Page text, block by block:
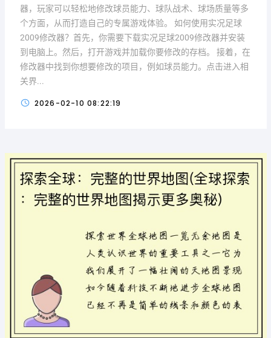
器，玩家可以轻松地修改球员能力、球队战术、球场质量等多
个方面，从而打造自己的专属游戏体验。 如何使用实况足球
2009修改器？首先，你需要下载实况足球2009修改器并安装
到电脑上。然后，打开游戏并加载你要修改的存档。 接着，在
修改器中找到你想要修改的项目，例如球员能力。点击进入相
关界...
2026-02-10 08:22:19